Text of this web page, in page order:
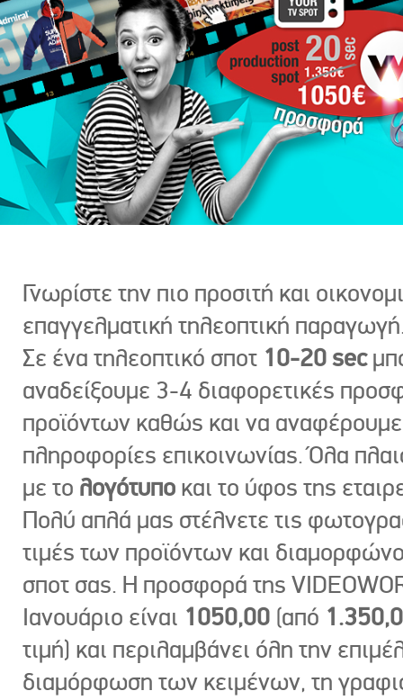
Γνωρίστε την πιο προσιτή και
επαγγελματική τηλεοπτική
Σε ένα τηλεοπτικό σποτ 10-20 sec
αναδείξουμε 3-4 διαφορετικές
προϊόντων καθώς και να
πληροφορίες επικοινωνίας. Όλα
με το λογότυπο και το ύφος της
Πολύ απλά μας στέλνετε τις
τιμές των προϊόντων και
σποτ σας. Η προσφορά της
Ιανουάριο είναι 1050,00 (από
τιμή) και περιλαμβάνει όλη την
διαμόρφωση των κειμένων, τη